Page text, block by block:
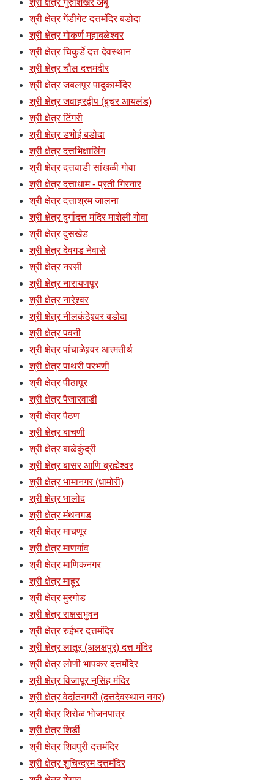
श्री क्षेत्र गुरुशिखर अबु
श्री क्षेत्र गेंडीगेट दत्तमंदिर बडोदा
श्री क्षेत्र गोकर्ण महाबळेश्वर
श्री क्षेत्र चिकुर्डे दत्त देवस्थान
श्री क्षेत्र चौल दत्तमंदीर
श्री क्षेत्र जबलपूर पादुकामंदिर
श्री क्षेत्र जवाहरद्वीप (बुचर आयलंड)
श्री क्षेत्र टिंगरी
श्री क्षेत्र डभोई बडोदा
श्री क्षेत्र दत्तभिक्षालिंग
श्री क्षेत्र दत्तवाडी सांखळी गोवा
श्री क्षेत्र दत्ताधाम - प्रती गिरनार
श्री क्षेत्र दत्ताश्रम जालना
श्री क्षेत्र दुर्गादत्त मंदिर माशेली गोवा
श्री क्षेत्र दुसखेड
श्री क्षेत्र देवगड नेवासे
श्री क्षेत्र नरसी
श्री क्षेत्र नारायणपूर
श्री क्षेत्र नारेश्र्वर
श्री क्षेत्र नीलकंठेश्र्वर बडोदा
श्री क्षेत्र पवनी
श्री क्षेत्र पांचाळेश्र्वर आत्मतीर्थ
श्री क्षेत्र पाथरी परभणी
श्री क्षेत्र पीठापूर
श्री क्षेत्र पैजारवाडी
श्री क्षेत्र पैठण
श्री क्षेत्र बाचणी
श्री क्षेत्र बाळेकुंद्री
श्री क्षेत्र बासर आणि ब्रह्मेश्वर
श्री क्षेत्र भामानगर (धामोरी)
श्री क्षेत्र भालोद
श्री क्षेत्र मंथनगड
श्री क्षेत्र माचणूर
श्री क्षेत्र माणगांव
श्री क्षेत्र माणिकनगर
श्री क्षेत्र माहूर
श्री क्षेत्र मुरगोड
श्री क्षेत्र राक्षसभुवन
श्री क्षेत्र रुईभर दत्तमंदिर
श्री क्षेत्र लातूर (अलक्षपुर) दत्त मंदिर
श्री क्षेत्र लोणी भापकर दत्तमंदिर
श्री क्षेत्र विजापूर नृसिंह मंदिर
श्री क्षेत्र वेदांतनगरी (दत्तदेवस्थान नगर)
श्री क्षेत्र शिरोळ भोजनपात्र
श्री क्षेत्र शिर्डी
श्री क्षेत्र शिवपुरी दत्तमंदिर
श्री क्षेत्र शुचिन्द्रम दत्तमंदिर